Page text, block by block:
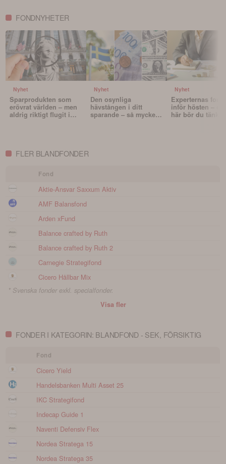
FONDNYHETER
Nyhet
Sparprodukten som
erövrat världen – men
aldrig riktigt flugit i
Nyhet
Den osynliga
hävstången i ditt
sparande – så mycket
Nyhet
Experternas
inför hösten –
här bör du tänka
FLER BLANDFONDER
Fond
Aktie-Ansvar Saxxum Aktiv
AMF Balansfond
Arden xFund
Balance crafted by Ruth
Balance crafted by Ruth 2
Carnegie Strategifond
Cicero Hållbar Mix
* Svenska fonder exkl. specialfonder.
Visa fler
FONDER I KATEGORIN: BLANDFOND - SEK, FÖRSIKTIG
Fond
Cicero Yield
Handelsbanken Multi Asset 25
IKC Strategifond
Indecap Guide 1
Naventi Defensiv Flex
Nordea Stratega 15
Nordea Stratega 35